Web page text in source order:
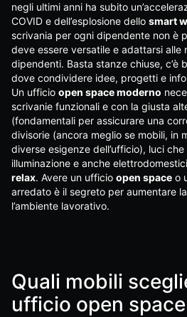
negli ultimi anni ha subito
COVID e dell’esplosione dello smart
scrivania per ogni dipendente non è
deve essere versatile e adattarsi alle
dipendenti. Basta stanze chiuse, c’è
dove condividere idee, progetti e
Un ufficio open space moderno
scrivanie funzionali e con la giusta
(fondamentali per assicurare una
divisorie (ancora meglio se mobili, in
diverse esigenze dell’ufficio), luci
illuminazione e anche
relax. Avere un ufficio open space o
arredato è il segreto per aumentare
l’ambiente lavorativo.
Quali mobili
ufficio open space